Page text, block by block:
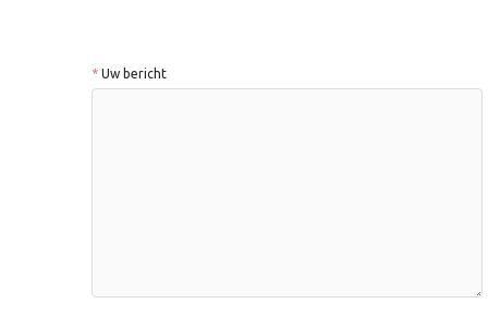
Uw bericht